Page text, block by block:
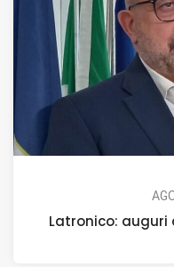
Latronico: auguri